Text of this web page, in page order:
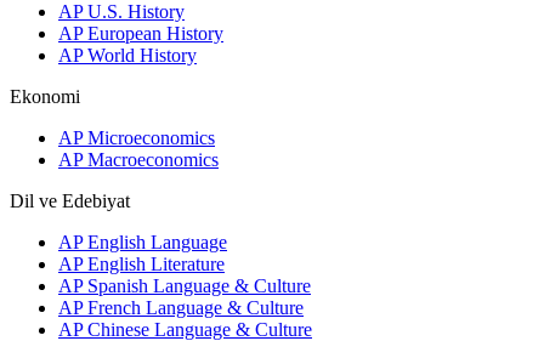
AP U.S. History
AP European History
AP World History
Ekonomi
AP Microeconomics
AP Macroeconomics
Dil ve Edebiyat
AP English Language
AP English Literature
AP Spanish Language & Culture
AP French Language & Culture
AP Chinese Language & Culture